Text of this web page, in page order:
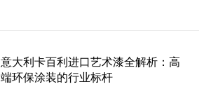
​意大利卡百利进口艺术漆全解析：高
端环保涂装的行业标杆